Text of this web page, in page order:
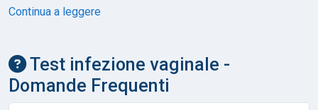
Continua a leggere
Test infezione vaginale -
Domande Frequenti